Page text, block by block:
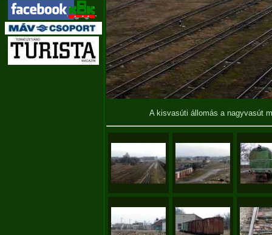
A kisvasúti állomás a nagyvasút